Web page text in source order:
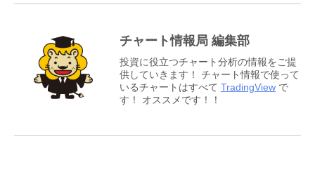
チャート情報局 編集部
投資に役立つチャート分析の情報をご提
供していきます！ チャート情報で使って
いるチャートはすべて TradingView で
す！ オススメです！！